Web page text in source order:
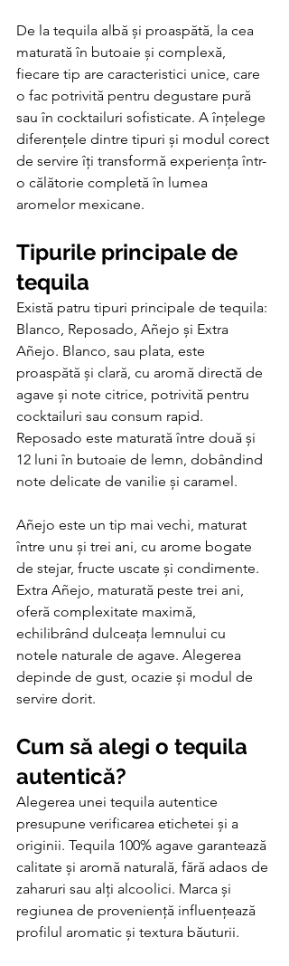
De la tequila albă și proaspătă, la cea
maturată în butoaie și complexă,
fiecare tip are caracteristici unice, care
o fac potrivită pentru degustare pură
sau în cocktailuri sofisticate. A înțelege
diferențele dintre tipuri și modul corect
de servire îți transformă experiența într-
o călătorie completă în lumea
aromelor mexicane.
Tipurile principale de
tequila
Există patru tipuri principale de tequila:
Blanco, Reposado, Añejo și Extra
Añejo. Blanco, sau plata, este
proaspătă și clară, cu aromă directă de
agave și note citrice, potrivită pentru
cocktailuri sau consum rapid.
Reposado este maturată între două și
12 luni în butoaie de lemn, dobândind
note delicate de vanilie și caramel.
Añejo este un tip mai vechi, maturat
între unu și trei ani, cu arome bogate
de stejar, fructe uscate și condimente.
Extra Añejo, maturată peste trei ani,
oferă complexitate maximă,
echilibrând dulceața lemnului cu
notele naturale de agave. Alegerea
depinde de gust, ocazie și modul de
servire dorit.
Cum să alegi o tequila
autentică?
Alegerea unei tequila autentice
presupune verificarea etichetei și a
originii. Tequila 100% agave garantează
calitate și aromă naturală, fără adaos de
zaharuri sau alți alcoolici. Marca și
regiunea de proveniență influențează
profilul aromatic și textura băuturii.